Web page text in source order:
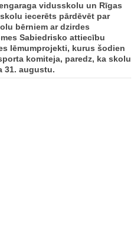
vidusskolu un Rīgas
iecerēts pārdēvēt par
bērniem ar dzirdes
Sabiedrisko attiecību
lēmumprojekti, kurus šodien
komiteja, paredz, ka skolu
31. augustu.